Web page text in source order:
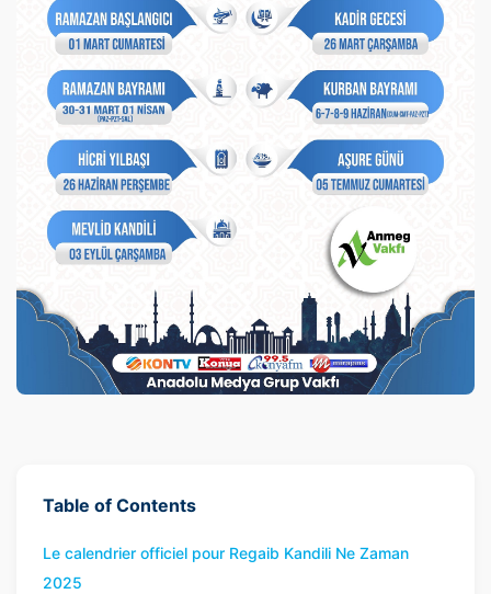
Table of Contents
Le calendrier officiel pour Regaib Kandili Ne Zaman
2025